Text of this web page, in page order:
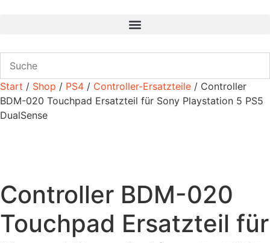
Start / Shop / PS4 / Controller-Ersatzteile / Controller
BDM-020 Touchpad Ersatzteil für Sony Playstation 5 PS5
DualSense
Controller BDM-020
Touchpad Ersatzteil für